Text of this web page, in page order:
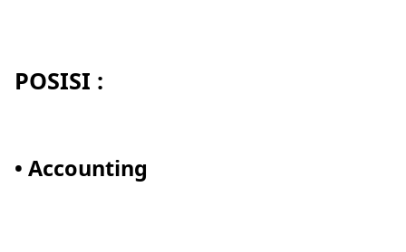
POSISI :
• Accounting